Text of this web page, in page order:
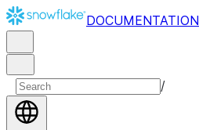
DOCUMENTATION
/